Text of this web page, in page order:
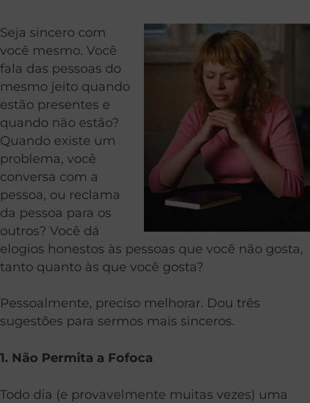
Seja sincero com
você mesmo. Você
fala das pessoas do
mesmo jeito quando
estão presentes e
quando não estão?
Quando existe um
problema, você
conversa com a
pessoa, ou reclama
da pessoa para os
outros? Você dá
elogios honestos às pessoas que você não gosta,
tanto quanto às que você gosta?
Pessoalmente, preciso melhorar. Dou três
sugestões para sermos mais sinceros.
1. Não Permita a Fofoca
Todo dia (e provavelmente muitas vezes) uma